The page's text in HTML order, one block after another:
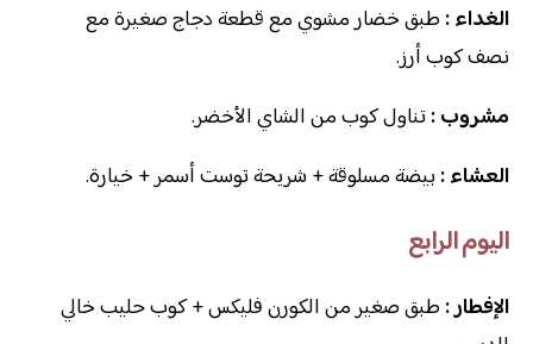
الغداء : طبق خضار مشوي مع قطعة دجاج صغيرة مع
نصف كوب أرز.
مشروب : تناول كوب من الشاي الأخضر.
العشاء : بيضة مسلوقة + شريحة توست أسمر + خيارة.
اليوم الرابع
الإفطار : طبق صغير من الكورن فليكس + كوب حليب خالي